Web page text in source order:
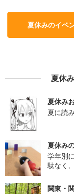
夏休みのイベ
夏休
夏休み
夏に読
夏休み
学年別
駄なく
関東・